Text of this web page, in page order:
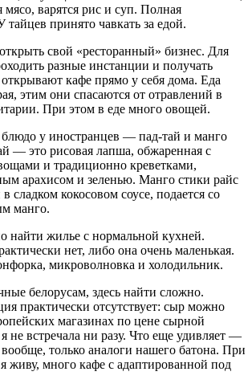
мясо, варятся рис и суп. Полная
принято чавкать за едой.
свой «ресторанный» бизнес. Для
разные инстанции и получать
кафе прямо у себя дома. Еда
этим они спасаются от отравлений в
При этом в еде много овощей.
у иностранцев — пад-тай и манго
— это рисовая лапша, обжаренная с
и традиционно креветками,
арахисом и зеленью. Манго стики райс
сладком кокосовом соусе, подается со
манго.
найти жилье с нормальной кухней.
нет, либо она очень маленькая.
микроволновка и холодильник.
белорусам, здесь найти сложно.
практически отсутствует: сыр можно
магазинах по цене сырной
не встречала ни разу. Что еще удивляет —
вообще, только аналоги нашего батона. При
живу, много кафе с адаптированной под